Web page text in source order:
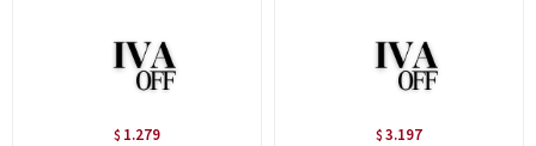
$ 1.279 $ 3.197